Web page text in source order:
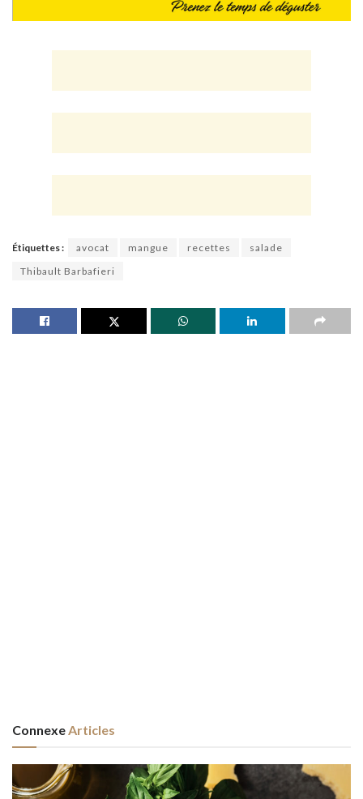
Étiquettes : avocat mangue recettes
salade
Thibault Barbafieri
ConnexeArticles